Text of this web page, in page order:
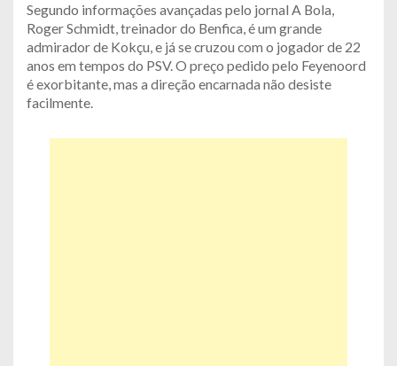
Segundo informações avançadas pelo jornal A Bola,
Roger Schmidt, treinador do Benfica, é um grande
admirador de Kokçu, e já se cruzou com o jogador de 22
anos em tempos do PSV. O preço pedido pelo Feyenoord
é exorbitante, mas a direção encarnada não desiste
facilmente.